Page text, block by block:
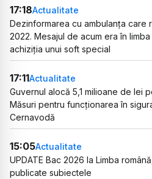
17:18Actualitate
Dezinformarea cu ambulanța care
2022. Mesajul de acum era în
achiziția unui soft special
17:11Actualitate
Guvernul alocă 5,1 milioane de lei
Măsuri pentru funcționarea în
Cernavodă
15:05Actualitate
UPDATE Bac 2026 la Limba
publicate subiectele